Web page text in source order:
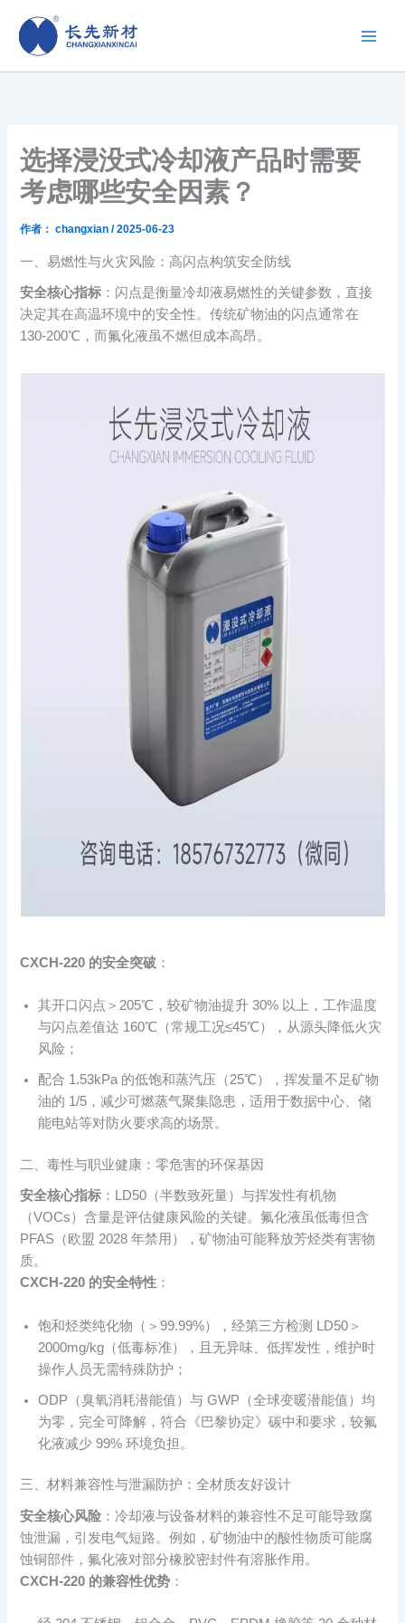
容
选择浸没式冷却液产品时需要
考虑哪些安全因素？
作者： changxian/2025-06-23
一、易燃性与火灾风险：高闪点构筑安全防线
安全核心指标 ：闪点是衡量冷却液易燃性的关键参数，直接
决定其在高温环境中的安全性。传统矿物油的闪点通常在
130-200℃，而氟化液虽不燃但成本高昂。
CXCH-220 的安全突破 ：
其开口闪点＞205℃，较矿物油提升 30% 以上，工作温度
与闪点差值达 160℃（常规工况≤45℃），从源头降低火灾
风险；
配合 1.53kPa 的低饱和蒸汽压（25℃），挥发量不足矿物
油的 1/5，减少可燃蒸气聚集隐患，适用于数据中心、储
能电站等对防火要求高的场景。
二、毒性与职业健康：零危害的环保基因
安全核心指标 ：LD50（半数致死量）与挥发性有机物
（VOCs）含量是评估健康风险的关键。氟化液虽低毒但含
PFAS（欧盟 2028 年禁用），矿物油可能释放芳烃类有害物
质。
CXCH-220 的安全特性 ：
饱和烃类纯化物（＞99.99%），经第三方检测 LD50＞
2000mg/kg（低毒标准），且无异味、低挥发性，维护时
操作人员无需特殊防护；
ODP（臭氧消耗潜能值）与 GWP（全球变暖潜能值）均
为零，完全可降解，符合《巴黎协定》碳中和要求，较氟
化液减少 99% 环境负担。
三、材料兼容性与泄漏防护：全材质友好设计
安全核心风险 ：冷却液与设备材料的兼容性不足可能导致腐
蚀泄漏，引发电气短路。例如，矿物油中的酸性物质可能腐
蚀铜部件，氟化液对部分橡胶密封件有溶胀作用。
CXCH-220 的兼容性优势 ：